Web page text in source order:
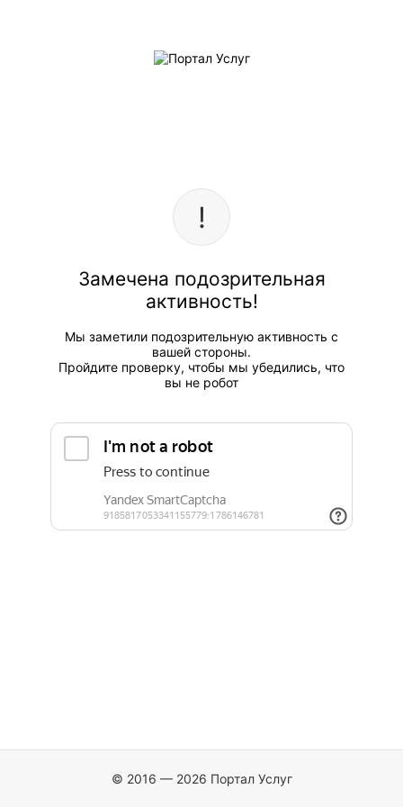
Замечена подозрительная
активность!
Мы заметили подозрительную активность с
вашей стороны.
Пройдите проверку, чтобы мы убедились, что
вы не робот
© 2016 — 2026 Портал Услуг